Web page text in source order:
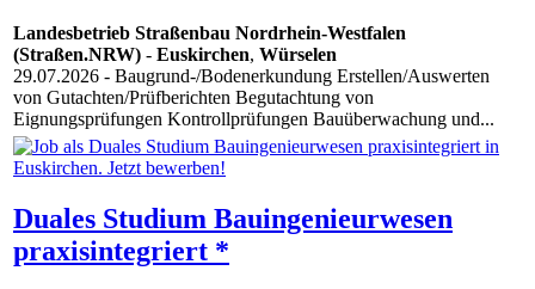
Landesbetrieb Straßenbau Nordrhein-Westfalen
(Straßen.NRW) - Euskirchen, Würselen
29.07.2026 - Baugrund-/Bodenerkundung Erstellen/Auswerten
von Gutachten/Prüfberichten Begutachtung von
Eignungsprüfungen Kontrollprüfungen Bauüberwachung und...
Duales Studium Bauingenieurwesen
praxisintegriert *